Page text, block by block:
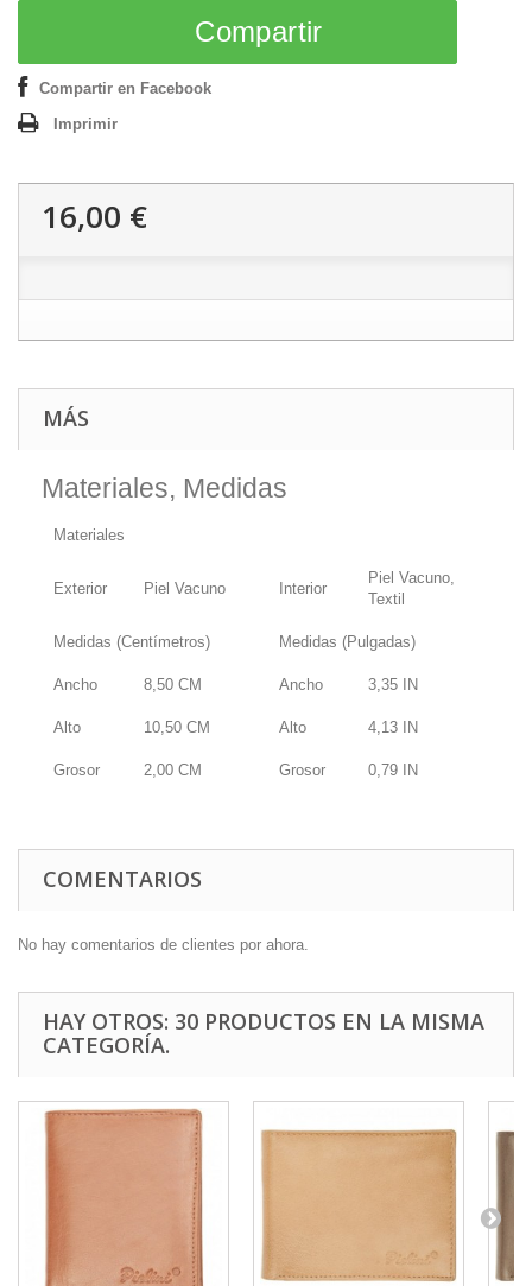
Compartir
Compartir en Facebook
Imprimir
16,00 €
MÁS
Materiales, Medidas
Materiales
Exterior Piel Vacuno Interior
Piel Vacuno,
Textil
Medidas (Centímetros) Medidas (Pulgadas)
Ancho 8,50 CM Ancho 3,35 IN
Alto 10,50 CM Alto 4,13 IN
Grosor 2,00 CM Grosor 0,79 IN
COMENTARIOS
No hay comentarios de clientes por ahora.
HAY OTROS: 30 PRODUCTOS EN LA MISMA
CATEGORÍA.